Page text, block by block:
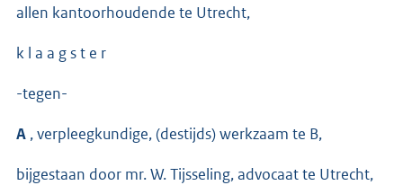
allen kantoorhoudende te Utrecht,
k l a a g s t e r
-tegen-
A , verpleegkundige, (destijds) werkzaam te B,
bijgestaan door mr. W. Tijsseling, advocaat te Utrecht,